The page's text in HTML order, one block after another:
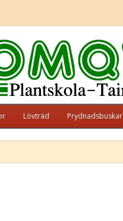
Lövträd Prydnadsbuskar